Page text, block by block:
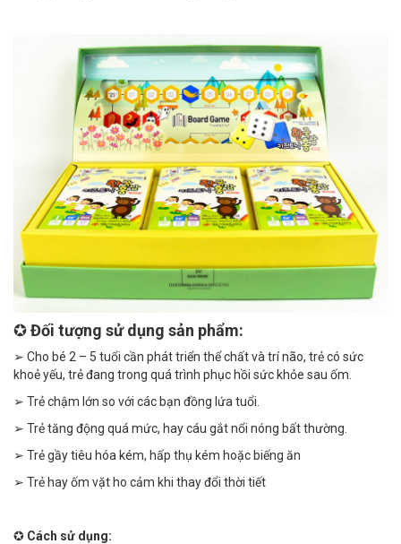
✪Đối tượng sử dụng sản phẩm:
➢ Cho bé 2 – 5 tuổi cần phát triển thể chất và trí não, trẻ có sức
khoẻ yếu, trẻ đang trong quá trình phục hồi sức khỏe sau ốm.
➢ Trẻ chậm lớn so với các bạn đồng lứa tuổi.
➢ Trẻ tăng động quá mức, hay cáu gắt nổi nóng bất thường.
➢ Trẻ gầy tiêu hóa kém, hấp thụ kém hoặc biếng ăn
➢ Trẻ hay ốm vặt ho cảm khi thay đổi thời tiết
✪ Cách sử dụng: